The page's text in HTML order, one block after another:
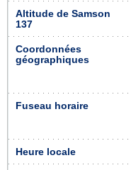
Altitude de Samson
137
Coordonnées
géographiques
Fuseau horaire
Heure locale